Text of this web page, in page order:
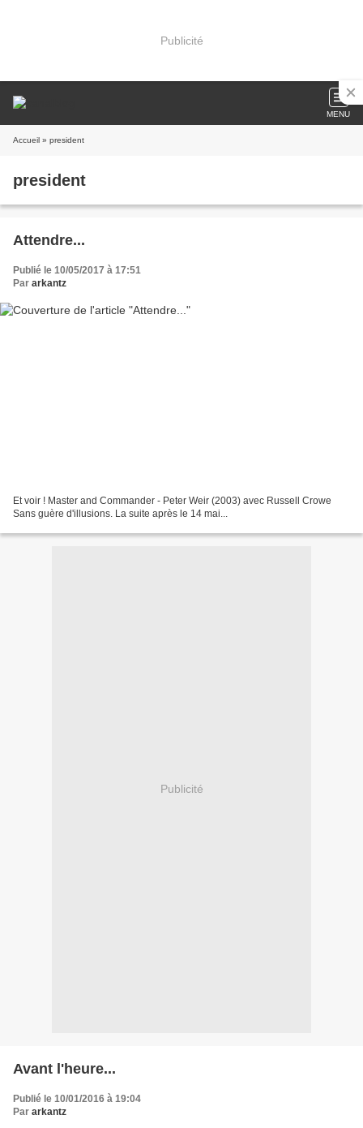
Publicité
MENU
Accueil » president
president
Attendre...
Publié le 10/05/2017 à 17:51
Par arkantz
Et voir ! Master and Commander - Peter Weir (2003) avec Russell Crowe
Sans guère d'illusions. La suite après le 14 mai...
Publicité
Avant l'heure...
Publié le 10/01/2016 à 19:04
Par arkantz